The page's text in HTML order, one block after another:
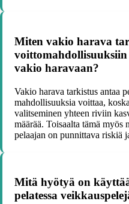
Miten vakio harava
voittomahdollisuuksiin
vakio haravaan?
Vakio harava tarkistus antaa
mahdollisuuksia voittaa,
valitseminen yhteen riviin
määrää. Toisaalta tämä myös
pelaajan on punnittava riskiä
Mitä hyötyä on
pelatessa